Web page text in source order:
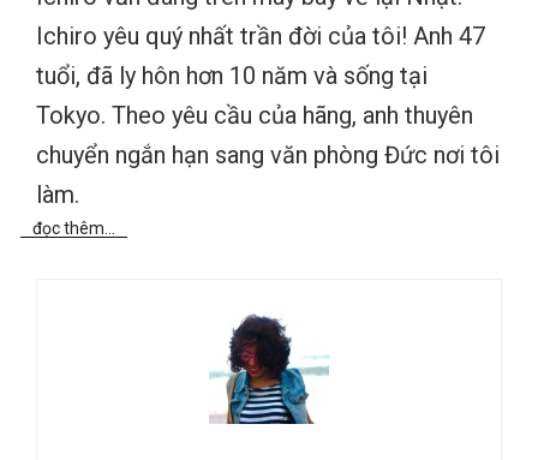
Ichiro yêu quý nhất trần đời của tôi! Anh 47
tuổi, đã ly hôn hơn 10 năm và sống tại
Tokyo. Theo yêu cầu của hãng, anh thuyên
chuyển ngắn hạn sang văn phòng Đức nơi tôi
làm.
đọc thêm...